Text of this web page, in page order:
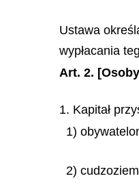
Ustawa
wypłacania
Art. 2.
1. Kapitał
1)
2)